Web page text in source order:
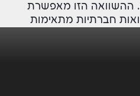
ההשוואה הזו מאפשרת
חברתיות מתאימות